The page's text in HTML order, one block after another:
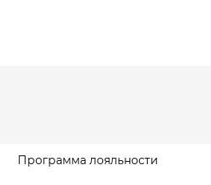
Программа лояльности